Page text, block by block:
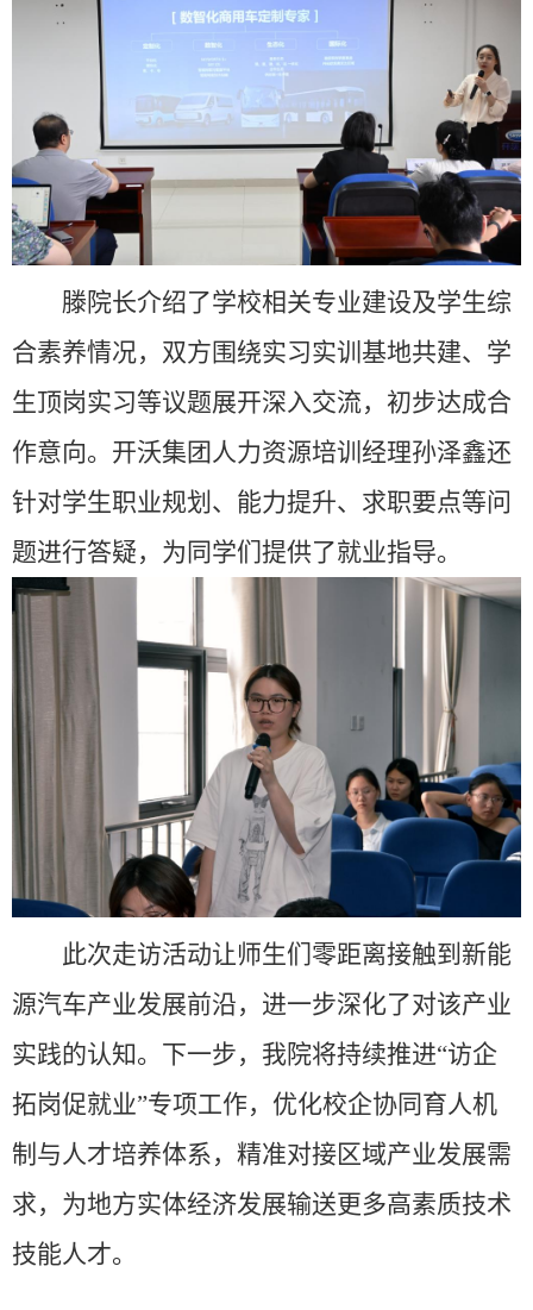
滕院长介绍了学校相关专业建设及学生综
合素养情况，双方围绕实习实训基地共建、学
生顶岗实习等议题展开深入交流，初步达成合
作意向。开沃集团人力资源培训经理孙泽鑫还
针对学生职业规划、能力提升、求职要点等问
题进行答疑，为同学们提供了就业指导。
此次走访活动让师生们零距离接触到新能
源汽车产业发展前沿，进一步深化了对该产业
实践的认知。下一步，我院将持续推进“访企
拓岗促就业”专项工作，优化校企协同育人机
制与人才培养体系，精准对接区域产业发展需
求，为地方实体经济发展输送更多高素质技术
技能人才。